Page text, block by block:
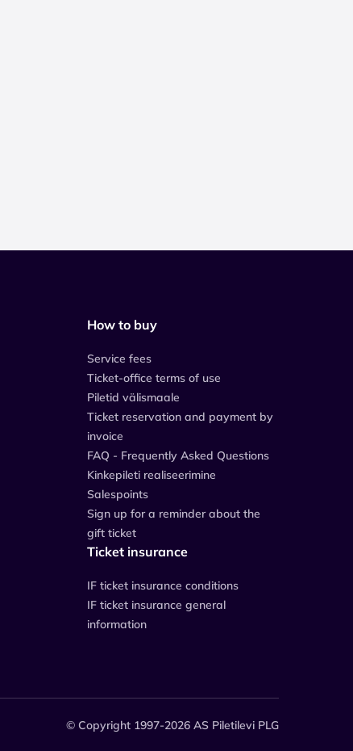
How to buy
Service fees
Ticket-office terms of use
Piletid välismaale
Ticket reservation and payment by
invoice
FAQ - Frequently Asked Questions
Kinkepileti realiseerimine
Salespoints
Sign up for a reminder about the
gift ticket
Ticket insurance
IF ticket insurance conditions
IF ticket insurance general
information
© Copyright 1997-2026 AS Piletilevi PLG